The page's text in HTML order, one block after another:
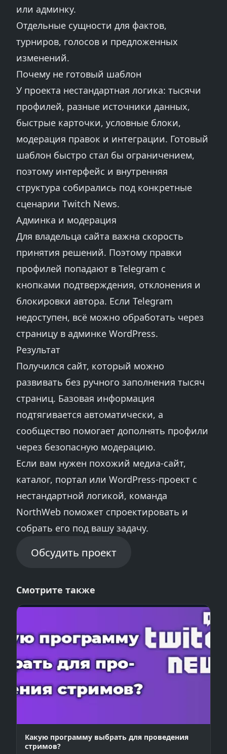
или админку.
Отдельные сущности для фактов,
турниров, голосов и предложенных
изменений.
Почему не готовый шаблон
У проекта нестандартная логика: тысячи
профилей, разные источники данных,
быстрые карточки, условные блоки,
модерация правок и интеграции. Готовый
шаблон быстро стал бы ограничением,
поэтому интерфейс и внутренняя
структура собирались под конкретные
сценарии Twitch News.
Админка и модерация
Для владельца сайта важна скорость
принятия решений. Поэтому правки
профилей попадают в Telegram с
кнопками подтверждения, отклонения и
блокировки автора. Если Telegram
недоступен, всё можно обработать через
страницу в админке WordPress.
Результат
Получился сайт, который можно
развивать без ручного заполнения тысяч
страниц. Базовая информация
подтягивается автоматически, а
сообщество помогает дополнять профили
через безопасную модерацию.
Если вам нужен похожий медиа-сайт,
каталог, портал или WordPress-проект с
нестандартной логикой, команда
NorthWeb поможет спроектировать и
собрать его под вашу задачу.
Обсудить проект
Смотрите также
Какую программу выбрать для проведения
стримов?